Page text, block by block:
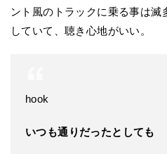
ント風のトラックに乗る事は滅
していて、聴き心地がいい。
hook
いつも通りだったとしても